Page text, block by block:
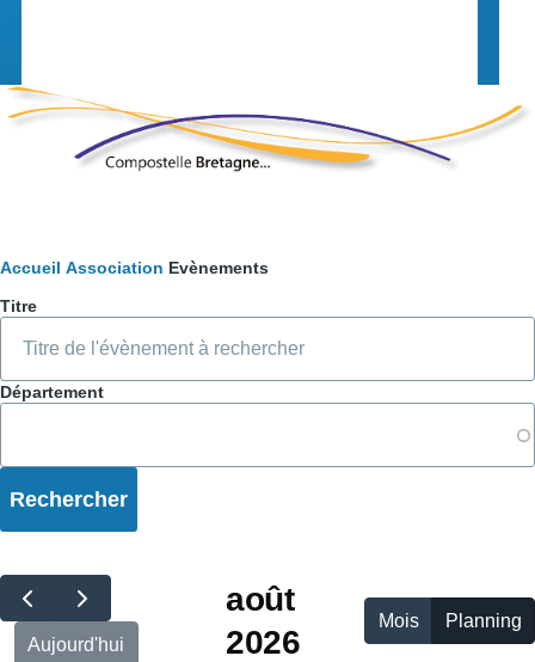
Fil
d'Ariane
Accueil Association Evènements
Titre
Département
Aujourd'hui
août
2026
Mois Planning